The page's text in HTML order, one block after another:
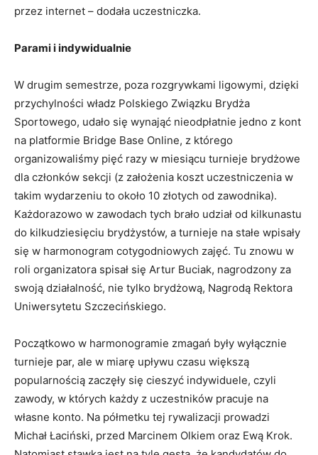
przez internet – dodała uczestniczka.
Parami i indywidualnie
W drugim semestrze, poza rozgrywkami ligowymi, dzięki
przychylności władz Polskiego Związku Brydża
Sportowego, udało się wynająć nieodpłatnie jedno z kont
na platformie Bridge Base Online, z którego
organizowaliśmy pięć razy w miesiącu turnieje brydżowe
dla członków sekcji (z założenia koszt uczestniczenia w
takim wydarzeniu to około 10 złotych od zawodnika).
Każdorazowo w zawodach tych brało udział od kilkunastu
do kilkudziesięciu brydżystów, a turnieje na stałe wpisały
się w harmonogram cotygodniowych zajęć. Tu znowu w
roli organizatora spisał się Artur Buciak, nagrodzony za
swoją działalność, nie tylko brydżową, Nagrodą Rektora
Uniwersytetu Szczecińskiego.
Początkowo w harmonogramie zmagań były wyłącznie
turnieje par, ale w miarę upływu czasu większą
popularnością zaczęły się cieszyć indywiduele, czyli
zawody, w których każdy z uczestników pracuje na
własne konto. Na półmetku tej rywalizacji prowadzi
Michał Łaciński, przed Marcinem Olkiem oraz Ewą Krok.